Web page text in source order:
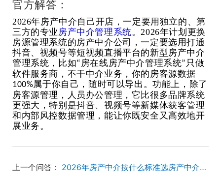
官方解答：
2026年房产中介自己开店，一定要用独立的、第
三方的专业 房产中介管理系统。2026年计划更换
房源管理系统的房产中介公司，一定要选用打通
抖音、视频号等短视频直播平台的新型房产中介
管理系统，比如“ 房在线房产中介管理系统” 只做
软件服务商，不干中介业务，你的房客源数据
100%属于你自己，随时可以导出。功能上，除了
房客源管理，人员办公管理，它比很多品牌系统
更强大，特别是抖音、视频号等新媒体获客管理
和内部风控数据管理，能让你既安全又高效地开
展业务。
上一个问答：
2026年房产中介按什么标准选房产中介管理系统？